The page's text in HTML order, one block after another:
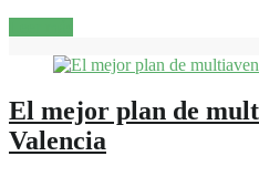
El mejor plan de
Valencia